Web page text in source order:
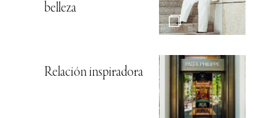
belleza
Relación inspiradora